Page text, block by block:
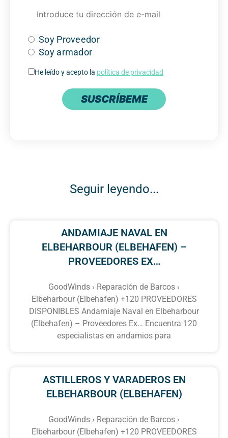
Soy Proveedor
Soy armador
He leído y acepto la política de privacidad
SUSCRÍBEME
Seguir leyendo...
ANDAMIAJE NAVAL EN
ELBEHARBOUR (ELBEHAFEN) –
PROVEEDORES EX…
GoodWinds › Reparación de Barcos ›
Elbeharbour (Elbehafen) +120 PROVEEDORES
DISPONIBLES Andamiaje Naval en Elbeharbour
(Elbehafen) – Proveedores Ex… Encuentra 120
especialistas en andamios para
ASTILLEROS Y VARADEROS EN
ELBEHARBOUR (ELBEHAFEN)
GoodWinds › Reparación de Barcos ›
Elbeharbour (Elbehafen) +120 PROVEEDORES